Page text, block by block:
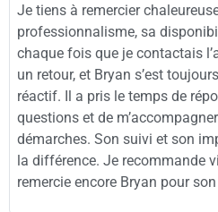
Je tiens à remercier
professionnalisme, sa
chaque fois que je contactais
un retour, et Bryan s’est
réactif. Il a pris le temps de
questions et de
démarches. Son suivi et son
la différence. Je recommande
remercie encore Bryan pour